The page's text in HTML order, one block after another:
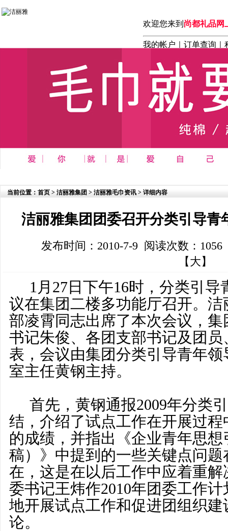
欢迎您来到 尚都礼品网
我的帐户 订单查询
当前位置： 首页 > 洁丽雅集团 > 洁丽雅毛巾资讯 > 详细内容
洁丽雅集团团委召开分类引导青
发布时间：2010-7-9 阅读次数：
【大】
1月27日下午16时，分类引导
议在集团二楼多功能厅召开。 洁
部凌霄同志出席了本次会议，
书记朱俊、各团支部书记及团
表，会议由集团分类引导青年
室主任黄钢主持。
首先，黄钢通报2009年分类
结，介绍了试点工作在开展过
的成绩，并指出《企业青年思
稿）》中提到的一些关键点问
在，这是在以后工作中应着重
委书记王炜作2010年团委工作
地开展试点工作和促进团组织
论。